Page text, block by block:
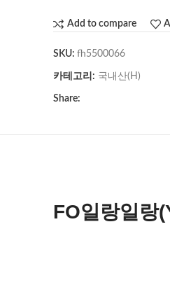
Add to compare
SKU: fh5500066
카테고리: 국내산(H)
Share:
FO일랑일랑